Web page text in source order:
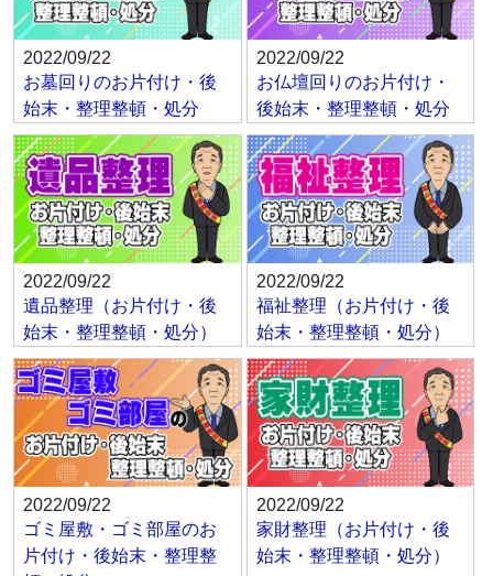
2022/09/22
お墓回りのお片付け・後
始末・整理整頓・処分
2022/09/22
お仏壇回りのお片付け・
後始末・整理整頓・処分
2022/09/22
遺品整理（お片付け・後
始末・整理整頓・処分）
2022/09/22
福祉整理（お片付け・後
始末・整理整頓・処分）
2022/09/22
ゴミ屋敷・ゴミ部屋のお
片付け・後始末・整理整
2022/09/22
家財整理（お片付け・後
始末・整理整頓・処分）